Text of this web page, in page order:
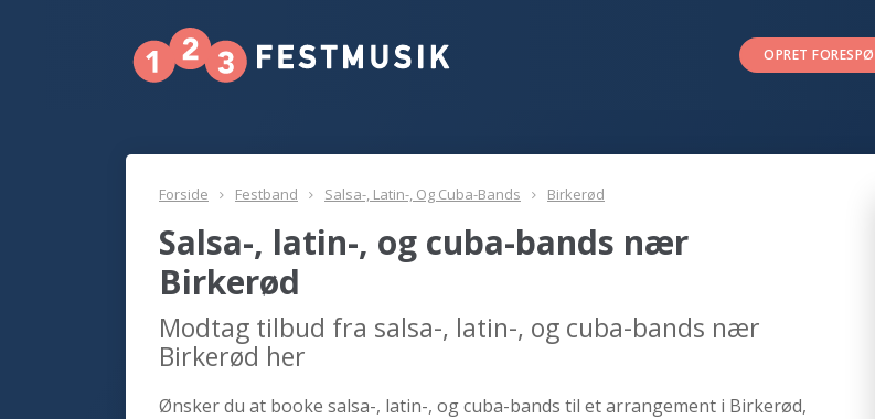
OPRET
Forside Festband Salsa-, Latin-, Og Cuba-Bands Birkerød
Salsa-, latin-, og cuba-bands nær
Birkerød
Modtag tilbud fra salsa-, latin-, og cuba-bands nær
Birkerød her
Ønsker du at booke salsa-, latin-, og cuba-bands til et arrangement i Birkerød,